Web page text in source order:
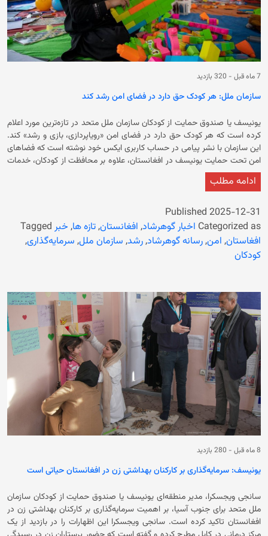
سازمان ملل در افغانستان منع شده‌اند.
7 ماه قبل - 320 بازدید
سازمان ملل: هر کودک حق دارد در فضای امن رشد کند
یونیسف یا صندوق حمایت از کودکان سازمان ملل متحد در تازه‌ترین مورد اعلام
کرده است که هر کودک حق دارد در فضای امن «رویاپردازی، بازی و رشد» کند.
این سازمان با نشر پیامی در حساب کاربری ایکس خود نوشته است که فضاهای
امن تحت حمایت یونیسف در افغانستان، علاوه بر محافظت از کودکان، خدمات
موجود، کودکان در افغانستان به‌دلیل فقر گسترده، بحران‌های انسانی،
در حالی است که صندوق حمایت از کودکان سازمان ملل متحد پیش‌تر نیز
گزارش داده بود که در سال ۲۰۲۶ میلادی بیش از ۱۱ میلیون کودک در افغانستان
به کمک‌های انسانی نیاز خواهند داشت. براساس این گزارش، شرایط موجود
باعث شده است که زنان، مادران باردار، کودکان، جوانان و گروه‌های محروم بیش
دارد؛ در حال حاضر حدود ۵ میلیون مادر و کودک دچار سوءتغذیه‌اند و این
بحران در حال گسترش است. همچنین آمارها حاکی از افزایش گرسنگی نسبت
به سال گذشته است، طوری‌که امسال سه میلیون افغانستانی بیشتر در معرض
گرسنگی حاد قرار گرفته‌اند.
ادامه مطلب
Published 2025-12-31
Categorized as اخبار گوهرشاد, افغانستان,تازه ها, خبر Tagged
افغاستان, امن,رسانه گوهرشاد,رشد, سازمان ملل, سرمایه‌گذاری,
کودکان
8 ماه قبل - 280 بازدید
یونیسف: سرمایه‌گذاری بر کارکنان بهداشتی زن در افغانستان حیاتی است
سانجی ویجسکرا، مدیر منطقه‌ای یونیسف یا صندوق حمایت از کودکان سازمان
ملل متحد برای جنوب آسیا، بر اهمیت سرمایه‌گذاری بر کارکنان بهداشتی زن در
افغانستان تاکید کرده است. سانجی ویجسکرا این اظهارات را در بازدید از یک